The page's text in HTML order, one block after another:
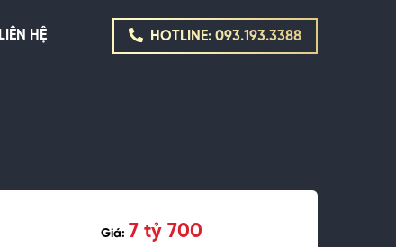
LIÊN HỆ HOTLINE: 093.193.3388
Giá: 7 tỷ 700